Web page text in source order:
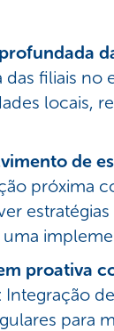
das filiais no
locais,
de
próxima
proativa
Integração
para